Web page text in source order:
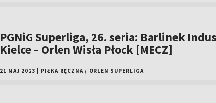
PGNiG Superliga, 26. seria: Barlinek
Kielce – Orlen Wisła Płock [MECZ]
21 MAJ 2023 PIŁKA RĘCZNA / ORLEN SUPERLIGA